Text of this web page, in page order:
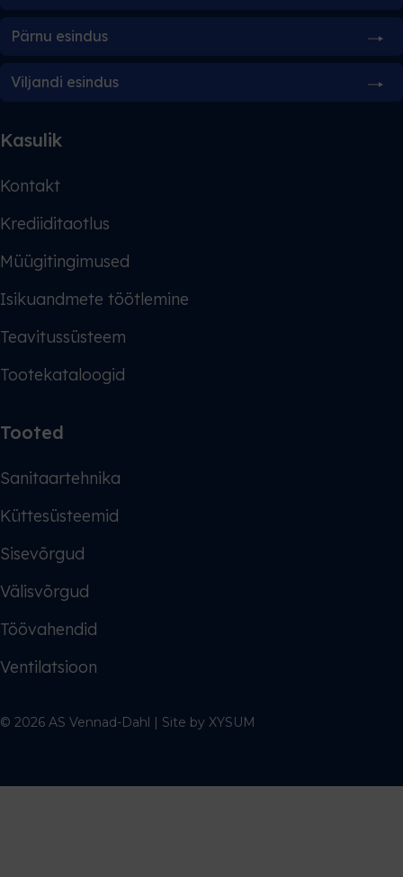
Pärnu esindus
Viljandi esindus
Kasulik
Kontakt
Krediiditaotlus
Müügitingimused
Isikuandmete töötlemine
Teavitussüsteem
Tootekataloogid
Tooted
Sanitaartehnika
Küttesüsteemid
Sisevõrgud
Välisvõrgud
Töövahendid
Ventilatsioon
© 2026 AS Vennad-Dahl | Site by XYSUM